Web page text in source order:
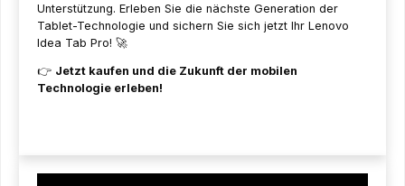
Unterstützung. Erleben Sie die nächste Generation der
Tablet-Technologie und sichern Sie sich jetzt Ihr Lenovo
Idea Tab Pro! 🚀
👉 Jetzt kaufen und die Zukunft der mobilen
Technologie erleben!